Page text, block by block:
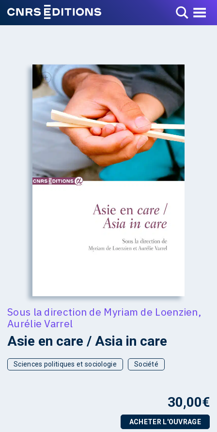
Toggle Menu
+
Sous la direction de Myriam de Loenzien,
Aurélie Varrel
Asie en care / Asia in care
Sciences politiques et sociologie Société
30,00€
ACHETER L'OUVRAGE